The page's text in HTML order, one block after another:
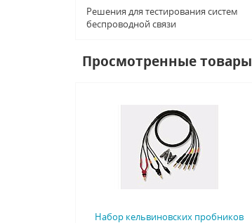
Решения для тестирования систем
беспроводной связи
Просмотренные товары
Набор кельвиновских пробников